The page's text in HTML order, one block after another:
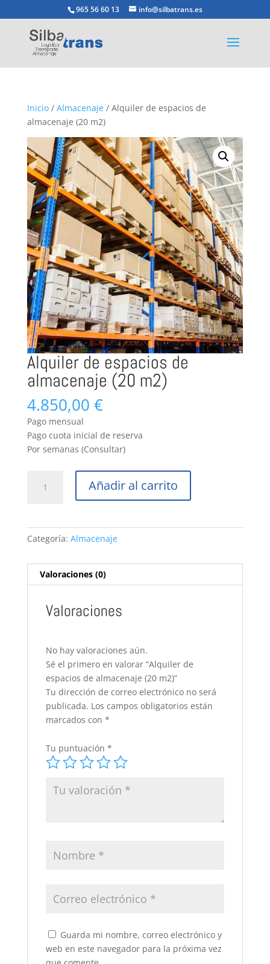
965 56 60 13 info@silbatrans.es
Inicio/ Almacenaje/ Alquiler de espacios de
almacenaje (20 m2)
Alquiler de espacios de
almacenaje (20 m2)
4.850,00 €
Pago mensual
Pago cuota inicial de reserva
Por semanas (Consultar)
almacenaje
cantidad
Añadir al carrito
Categoría: Almacenaje
Valoraciones (0)
Valoraciones
No hay valoraciones aún.
Sé el primero en valorar “Alquiler de
espacios de almacenaje (20 m2)”
Tu dirección de correo electrónico no será
publicada. Los campos obligatorios están
marcados con *
Tu puntuación *
Guarda mi nombre, correo electrónico y
web en este navegador para la próxima vez